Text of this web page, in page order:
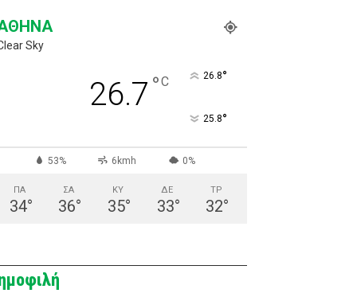
Sky
26.7 °C 26.8°
25.8°
53% 6kmh 0%
ΠΑ
34°
ΣΑ
36°
ΚΥ
35°
ΔΕ
33°
ΤΡ
32°